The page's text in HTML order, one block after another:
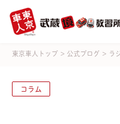
東京車人トップ > 公式ブログ > ラ
コラム